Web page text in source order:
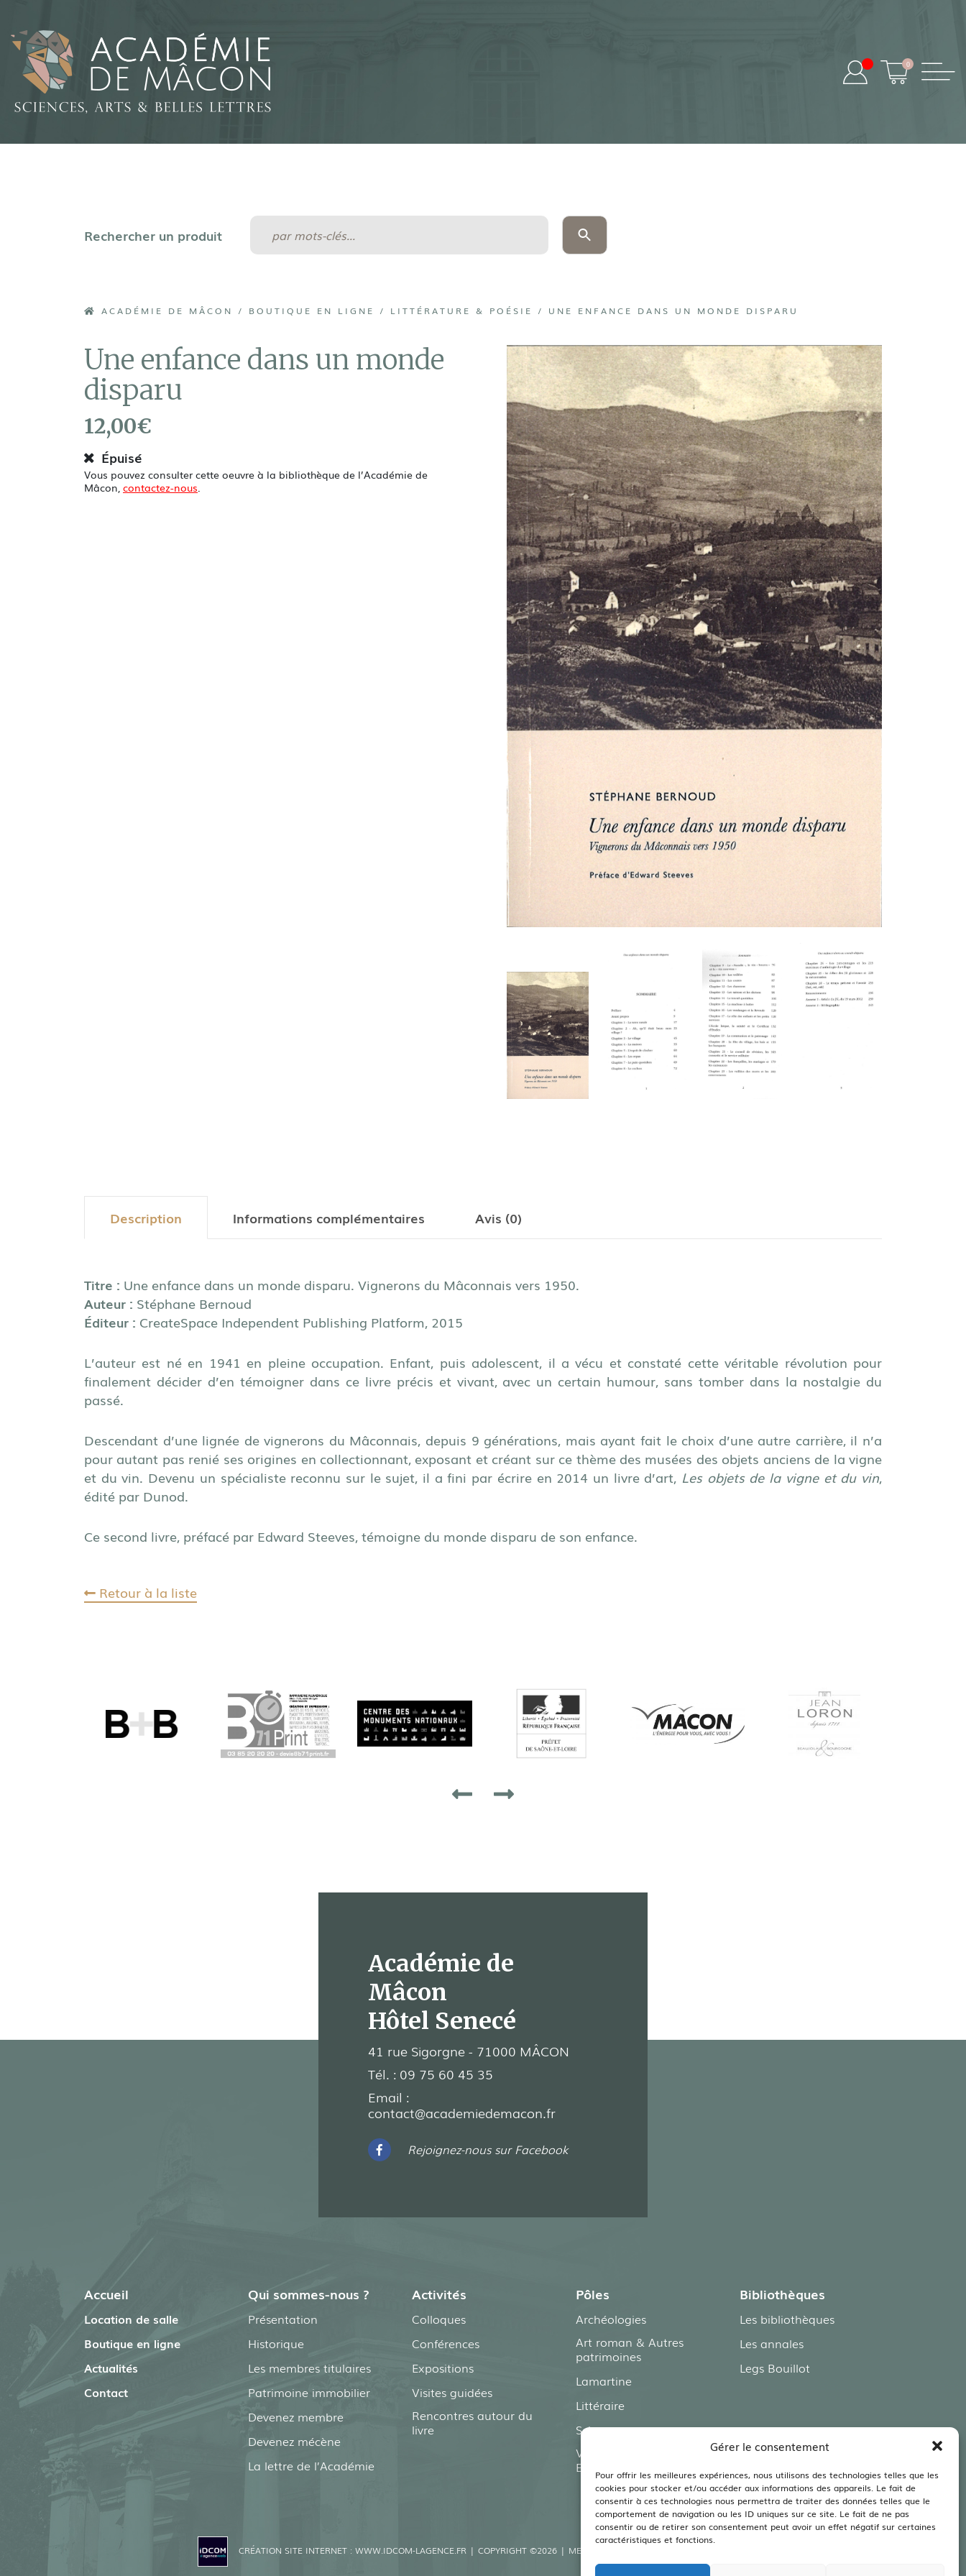
Gérer le consentement
Pour offrir les meilleures expériences, nous utilisons des technologies telles que les
cookies pour stocker et/ou accéder aux informations des appareils. Le fait de
consentir à ces technologies nous permettra de traiter des données telles que le
comportement de navigation ou les ID uniques sur ce site. Le fait de ne pas
consentir ou de retirer son consentement peut avoir un effet négatif sur certaines
caractéristiques et fonctions.
0
ACADÉMIE DE MÂCON / BOUTIQUE EN LIGNE / LITTÉRATURE & POÉSIE / UNE ENFANCE DANS UN MONDE DISPARU
Une enfance dans un monde
disparu
12,00€
Épuisé
Vous pouvez consulter cette oeuvre à la bibliothèque de l’Académie de
Mâcon, contactez-nous.
Description Informations complémentaires Avis (0)
Titre : Une enfance dans un monde disparu. Vignerons du Mâconnais vers 1950.
Auteur : Stéphane Bernoud
Éditeur : CreateSpace Independent Publishing Platform, 2015
L’auteur est né en 1941 en pleine occupation. Enfant, puis adolescent, il a vécu et constaté cette véritable révolution pour
finalement décider d’en témoigner dans ce livre précis et vivant, avec un certain humour, sans tomber dans la nostalgie du
passé.
Descendant d’une lignée de vignerons du Mâconnais, depuis 9 générations, mais ayant fait le choix d’une autre carrière, il n’a
pour autant pas renié ses origines en collectionnant, exposant et créant sur ce thème des musées des objets anciens de la vigne
et du vin. Devenu un spécialiste reconnu sur le sujet, il a fini par écrire en 2014 un livre d’art, Les objets de la vigne et du vin,
édité par Dunod.
Ce second livre, préfacé par Edward Steeves, témoigne du monde disparu de son enfance.
Retour à la liste
Académie de
Mâcon
Hôtel Senecé
41 rue Sigorgne - 71000 MÂCON
Tél. : 09 75 60 45 35
Email :
contact@academiedemacon.fr
Rejoignez-nous sur Facebook
Accueil
Location de salle
Boutique en ligne
Actualités
Contact
Qui sommes-nous ?
Présentation
Historique
Les membres titulaires
Patrimoine immobilier
Devenez membre
Devenez mécène
La lettre de l’Académie
Activités
Colloques
Conférences
Expositions
Visites guidées
Rencontres autour du
livre
Pôles
Archéologies
Art roman & Autres
patrimoines
Lamartine
Littéraire
Sciences
Viticulture – Agriculture –
Environnement
Bibliothèques
Les bibliothèques
Les annales
Legs Bouillot
CRÉATION SITE INTERNET : WWW.IDCOM-LAGENCE.FR | COPYRIGHT ©2026 | MENTIONS LÉGALES